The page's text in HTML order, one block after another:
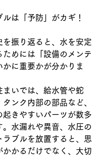
は「予防」がカギ！
を振り返ると、水を安定
ためには「設備のメンテ
かに重要かが分かりま
まいでは、給水管や蛇
ンク内部の部品など、
起きやすいパーツが数多
。水漏れや異音、水圧の
ラブルを放置すると、思
かかるだけでなく、大切